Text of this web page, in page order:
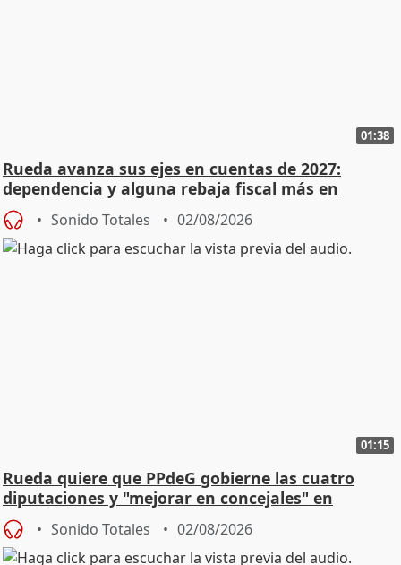
01:38
Rueda avanza sus ejes en cuentas de 2027:
dependencia y alguna rebaja fiscal más en
vivienda
Sonido Totales 02/08/2026
01:15
Rueda quiere que PPdeG gobierne las cuatro
diputaciones y "mejorar en concejales" en
ciudades
Sonido Totales 02/08/2026